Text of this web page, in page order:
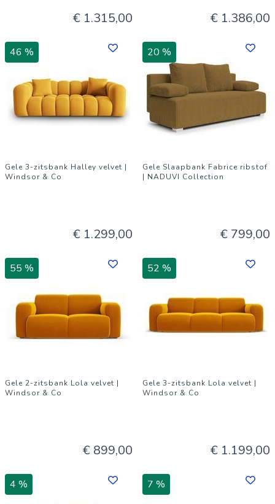
€ 1.315,00 € 1.386,00
46 %
Gele 3-zitsbank Halley velvet |
Windsor & Co
€ 1.299,00
20 %
Gele Slaapbank Fabrice ribstof
| NADUVI Collection
€ 799,00
55 %
Gele 2-zitsbank Lola velvet |
Windsor & Co
€ 899,00
52 %
Gele 3-zitsbank Lola velvet |
Windsor & Co
€ 1.199,00
4 % 7 %